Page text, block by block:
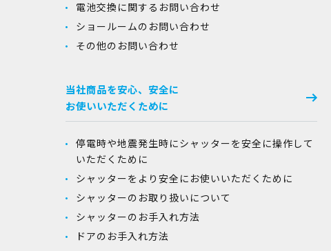
電池交換に関するお問い合わせ
ショールームのお問い合わせ
その他のお問い合わせ
当社商品を安心、安全に
お使いいただくために
停電時や地震発生時にシャッターを安全に操作して
いただくために
シャッターをより安全にお使いいただくために
シャッターのお取り扱いについて
シャッターのお手入れ方法
ドアのお手入れ方法